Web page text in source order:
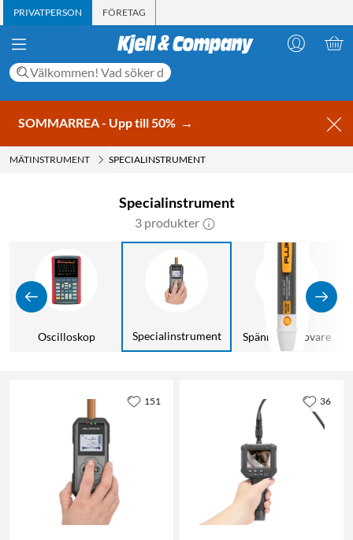
PRIVATPERSON FÖRETAG
SOMMARREA - Upp till 50% →
MÄTINSTRUMENT SPECIALINSTRUMENT
Specialinstrument
3 produkter
Oscilloskop Specialinstrument Spänningsprovare
151 36